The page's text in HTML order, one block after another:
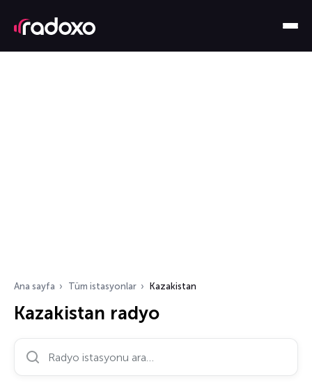
Ana sayfa Tüm istasyonlar Kazakistan
Kazakistan radyo
Radyo istasyonu ara…